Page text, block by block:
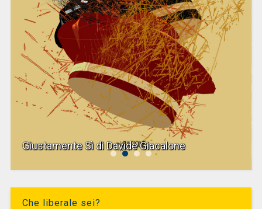
Giustamente Sì di Davide Giacalone
Che liberale sei?